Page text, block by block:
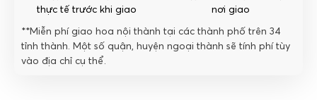
thực tế trước khi giao
nơi giao
**Miễn phí giao hoa nội thành tại các thành phố trên 34
tỉnh thành. Một số quận, huyện ngoại thành sẽ tính phí tùy
vào địa chỉ cụ thể.